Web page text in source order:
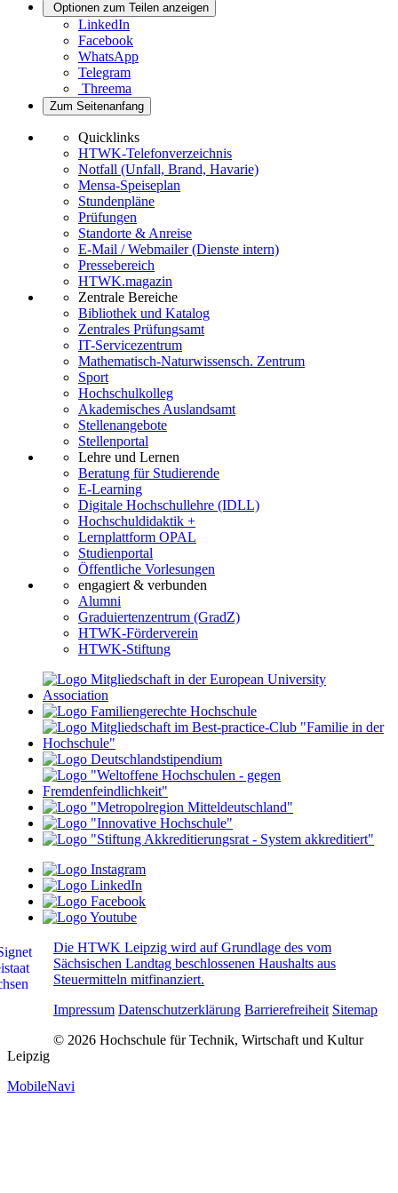
Optionen zum Teilen anzeigen
LinkedIn
Facebook
WhatsApp
Telegram
Threema
Zum Seitenanfang
Quicklinks
HTWK-Telefonverzeichnis
Notfall (Unfall, Brand, Havarie)
Mensa-Speiseplan
Stundenpläne
Prüfungen
Standorte & Anreise
E-Mail / Webmailer (Dienste intern)
Pressebereich
HTWK.magazin
Zentrale Bereiche
Bibliothek und Katalog
Zentrales Prüfungsamt
IT-Servicezentrum
Mathematisch-Naturwissensch. Zentrum
Sport
Hochschulkolleg
Akademisches Auslandsamt
Stellenangebote
Stellenportal
Lehre und Lernen
Beratung für Studierende
E-Learning
Digitale Hochschullehre (IDLL)
Hochschuldidaktik +
Lernplattform OPAL
Studienportal
Öffentliche Vorlesungen
engagiert & verbunden
Alumni
Graduiertenzentrum (GradZ)
HTWK-Förderverein
HTWK-Stiftung
Die HTWK Leipzig wird auf Grundlage des vom
Sächsischen Landtag beschlossenen Haushalts aus
Steuermitteln mitfinanziert.
Impressum Datenschutzerklärung Barrierefreiheit Sitemap
© 2026 Hochschule für Technik, Wirtschaft und Kultur
Leipzig
MobileNavi